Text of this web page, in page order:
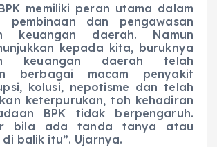
memiliki peran utama dalam
pembinaan dan pengawasan
keuangan daerah. Namun
kepada kita, buruknya
keuangan daerah telah
berbagai macam penyakit
kolusi, nepotisme dan telah
keterpurukan, toh kehadiran
BPK tidak berpengaruh.
bila ada tanda tanya atau
balik itu”. Ujarnya.